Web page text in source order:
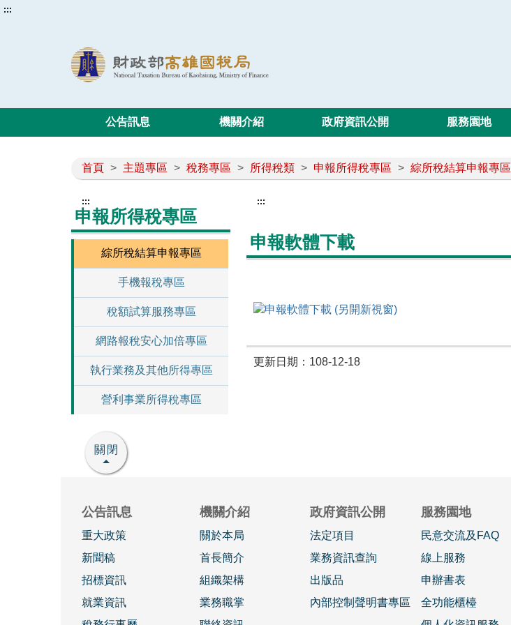
:::
公告訊息 機關介紹 政府資訊公開 服務園地
首頁 > 主題專區 > 稅務專區 > 所得稅類 > 申報所得稅專區 > 綜所稅結算申報專區
:::
申報所得稅專區
綜所稅結算申報專區
手機報稅專區
稅額試算服務專區
網路報稅安心加倍專區
執行業務及其他所得專區
營利事業所得稅專區
:::
申報軟體下載
更新日期：108-12-18
關閉
公告訊息
重大政策
新聞稿
招標資訊
就業資訊
機關介紹
關於本局
首長簡介
組織架構
業務職掌
政府資訊公開
法定項目
業務資訊查詢
出版品
內部控制聲明書專區
服務園地
民意交流及FAQ
線上服務
申辦書表
全功能櫃檯